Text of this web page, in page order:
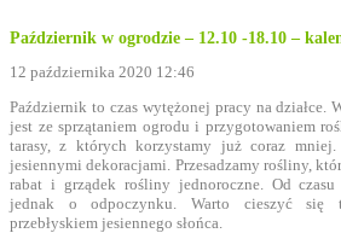
Październik w ogrodzie – 12.10 -18.10 –
12 października 2020 12:46
Październik to czas wytężonej pracy na działce.
jest ze sprzątaniem ogrodu i przygotowaniem
tarasy, z których korzystamy już coraz
jesiennymi dekoracjami. Przesadzamy rośliny,
rabat i grządek rośliny jednoroczne. Od
jednak o odpoczynku. Warto cieszyć się
przebłyskiem jesiennego słońca.